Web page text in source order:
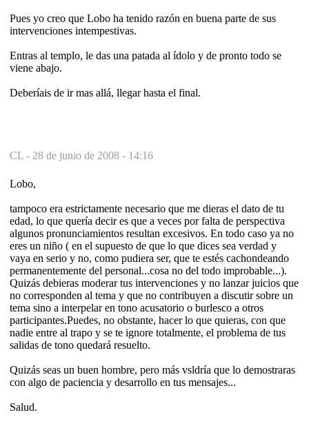
Pues yo creo que Lobo ha tenido razón en buena parte de sus
intervenciones intempestivas.
Entras al templo, le das una patada al ídolo y de pronto todo se
viene abajo.
Deberíais de ir mas allá, llegar hasta el final.
CL - 28 de junio de 2008 - 14:16
Lobo,
tampoco era estrictamente necesario que me dieras el dato de tu
edad, lo que quería decir es que a veces por falta de perspectiva
algunos pronunciamientos resultan excesivos. En todo caso ya no
eres un niño ( en el supuesto de que lo que dices sea verdad y
vaya en serio y no, como pudiera ser, que te estés cachondeando
permanentemente del personal...cosa no del todo improbable...).
Quizás debieras moderar tus intervenciones y no lanzar juicios que
no corresponden al tema y que no contribuyen a discutir sobre un
tema sino a interpelar en tono acusatorio o burlesco a otros
participantes.Puedes, no obstante, hacer lo que quieras, con que
nadie entre al trapo y se te ignore totalmente, el problema de tus
salidas de tono quedará resuelto.
Quizás seas un buen hombre, pero más vsldría que lo demostraras
con algo de paciencia y desarrollo en tus mensajes...
Salud.